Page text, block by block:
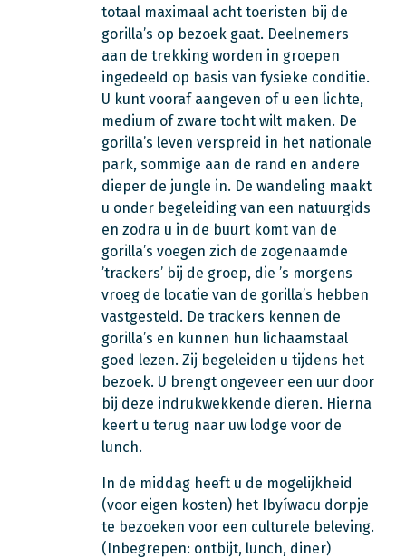
totaal maximaal acht toeristen bij de
gorilla’s op bezoek gaat. Deelnemers
aan de trekking worden in groepen
ingedeeld op basis van fysieke conditie.
U kunt vooraf aangeven of u een lichte,
medium of zware tocht wilt maken. De
gorilla’s leven verspreid in het nationale
park, sommige aan de rand en andere
dieper de jungle in. De wandeling maakt
u onder begeleiding van een natuurgids
en zodra u in de buurt komt van de
gorilla’s voegen zich de zogenaamde
’trackers’ bij de groep, die ’s morgens
vroeg de locatie van de gorilla’s hebben
vastgesteld. De trackers kennen de
gorilla’s en kunnen hun lichaamstaal
goed lezen. Zij begeleiden u tijdens het
bezoek. U brengt ongeveer een uur door
bij deze indrukwekkende dieren. Hierna
keert u terug naar uw lodge voor de
lunch.
In de middag heeft u de mogelijkheid
(voor eigen kosten) het Ibyíwacu dorpje
te bezoeken voor een culturele beleving.
(Inbegrepen: ontbijt, lunch, diner)